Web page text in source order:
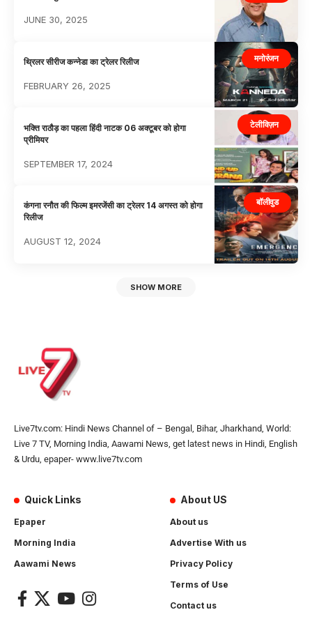
JUNE 30, 2025
मनोरंजन
थ्रिलर सीरीज कन्नेडा का ट्रेलर रिलीज
FEBRUARY 26, 2025
टेलीविज़न
भक्ति राठौड़ का पहला हिंदी नाटक 06 अक्टूबर को होगा
प्रीमियर
SEPTEMBER 17, 2024
बॉलीवुड
कंगना रनौत की फिल्म इमरजेंसी का ट्रेलर 14 अगस्त को होगा
रिलीज
AUGUST 12, 2024
SHOW MORE
Live7tv.com: Hindi News Channel of – Bengal, Bihar, Jharkhand, World:
Live 7 TV, Morning India, Aawami News, get latest news in Hindi, English
& Urdu, epaper- www.live7tv.com
Quick Links
Epaper
Morning India
Aawami News
About US
About us
Advertise With us
Privacy Policy
Terms of Use
Contact us